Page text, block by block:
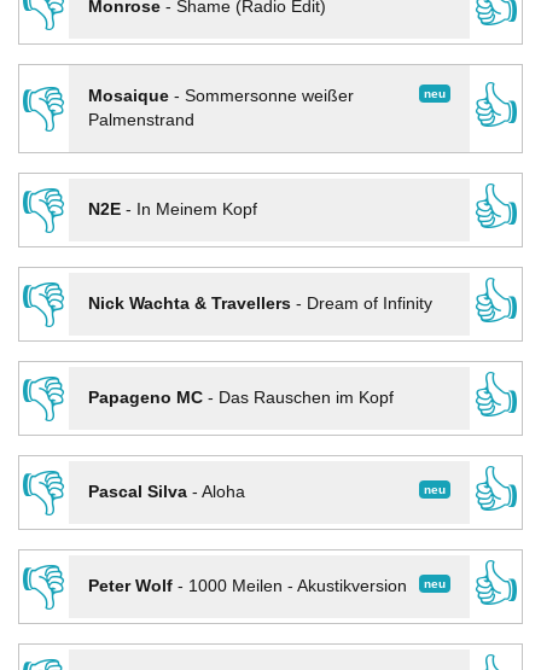
Monrose- Shame (Radio Edit)
👎
neu
Mosaique- Sommersonne weißer
Palmenstrand
👍
👎
N2E- In Meinem Kopf
👍
👎
Nick Wachta & Travellers- Dream of Infinity
👍
👎
Papageno MC- Das Rauschen im Kopf
👍
👎
neu
Pascal Silva- Aloha
👍
👎
neu
Peter Wolf- 1000 Meilen - Akustikversion
👍